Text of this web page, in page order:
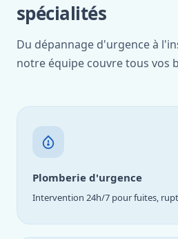
spécialités
Du dépannage d'urgence à
notre équipe couvre tous vos
Plomberie d'urgence
Intervention 24h/7 pour fuites,